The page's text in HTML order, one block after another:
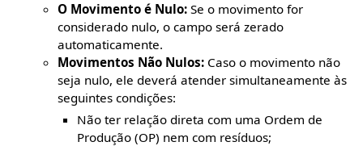
O Movimento é Nulo: Se o movimento for
considerado nulo, o campo será zerado
automaticamente.
Movimentos Não Nulos: Caso o movimento não
seja nulo, ele deverá atender simultaneamente às
seguintes condições:
Não ter relação direta com uma Ordem de
Produção (OP) nem com resíduos;